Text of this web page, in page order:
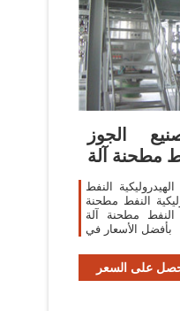
الجوز
مطحنة آلة
النفط
النفط مطحنة
النفط مطحنة آلة
بأفضل الأسعار في
على السعر